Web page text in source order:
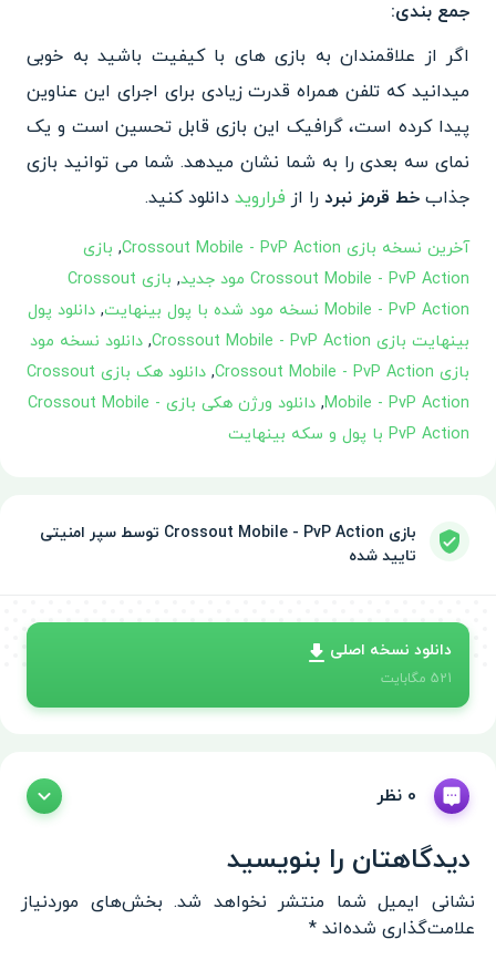
جمع بندی:
اگر از علاقمندان به بازی های با کیفیت باشید به خوبی
میدانید که تلفن همراه قدرت زیادی برای اجرای این عناوین
پیدا کرده است، گرافیک این بازی قابل تحسین است و یک
نمای سه بعدی را به شما نشان میدهد. شما می توانید بازی
جذاب خط قرمز نبرد را از فراروید دانلود کنید.
آخرین نسخه بازی Crossout Mobile - PvP Action , بازی
Crossout Mobile - PvP Action مود جدید
,
بازی Crossout
Mobile - PvP Action نسخه مود شده با پول بینهایت
, دانلود پول
بینهایت بازی Crossout Mobile - PvP Action
, دانلود نسخه مود
بازی Crossout Mobile - PvP Action
,
دانلود هک بازی Crossout
Mobile - PvP Action
,
دانلود ورژن هکی بازی Crossout Mobile -
PvP Action با پول و سکه بینهایت
بازی Crossout Mobile - PvP Action توسط سپر امنیتی
تایید شده
دانلود نسخه اصلی
521 مگابایت
0 نظر
دیدگاهتان را بنویسید
نشانی ایمیل شما منتشر نخواهد شد. بخش‌های موردنیاز
علامت‌گذاری شده‌اند *